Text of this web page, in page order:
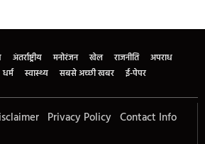
अंतर्राष्ट्रीय मनोरंजन खेल राजनीति
अपराध
धर्म स्वास्थ्य सबसे अच्छी खबर ई-पेपर
Privacy Policy Contact Info